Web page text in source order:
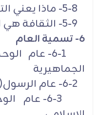
6- تسمية العام
6-1- عام
الجماهيرية
6-3- عام